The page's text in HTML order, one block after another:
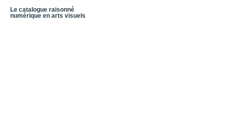
Le catalogue raisonné
numérique en arts visuels